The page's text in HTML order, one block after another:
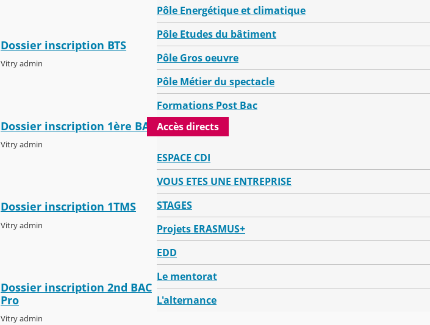
Dossier inscription BTS
Vitry admin
Dossier inscription 1ère BAC
Vitry admin
Dossier inscription 1TMS
Vitry admin
Dossier inscription 2nd BAC
Pro
Vitry admin
Pôle Energétique et climatique
Pôle Etudes du bâtiment
Pôle Gros oeuvre
Pôle Métier du spectacle
Formations Post Bac
Accès directs
ESPACE CDI
VOUS ETES UNE ENTREPRISE
STAGES
Projets ERASMUS+
EDD
Le mentorat
L'alternance